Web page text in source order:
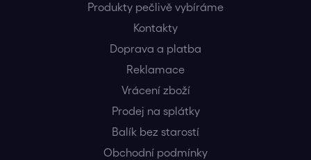
Produkty pečlivě vybíráme
Kontakty
Doprava a platba
Reklamace
Vrácení zboží
Prodej na splátky
Balík bez starostí
Obchodní podmínky